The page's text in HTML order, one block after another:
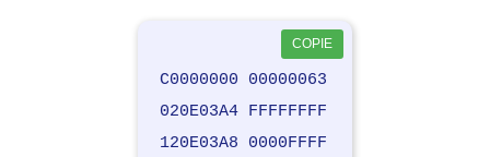
COPIE
C0000000 00000063
020E03A4 FFFFFFFF
120E03A8 0000FFFF